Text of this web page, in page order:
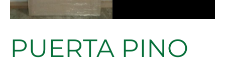
PUERTA PINO